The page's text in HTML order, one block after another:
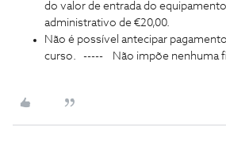
do valor de entrada do
administrativo de €20,00.
Não é possível antecipar
curso. ----- Não impõe nenhuma